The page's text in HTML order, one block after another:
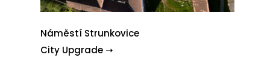
Náměstí Strunkovice
City Upgrade ➝